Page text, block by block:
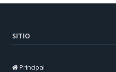
SITIO
Principal